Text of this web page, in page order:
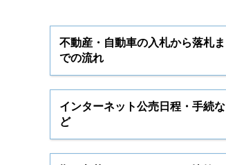
不動産・自動車の入札から落札ま
での流れ
インターネット公売日程・手続な
ど